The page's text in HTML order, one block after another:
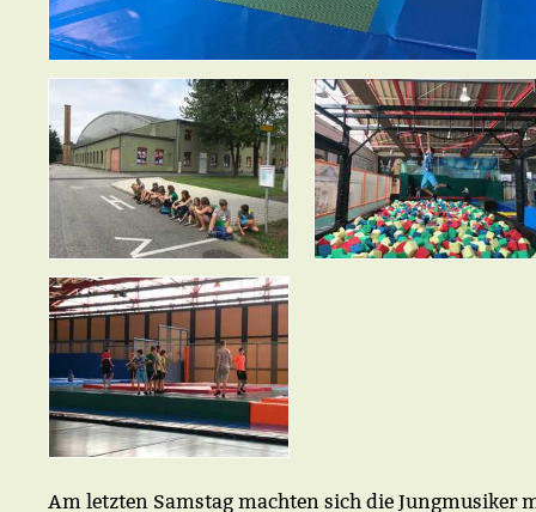
Am letzten Samstag machten sich die Jungmusiker